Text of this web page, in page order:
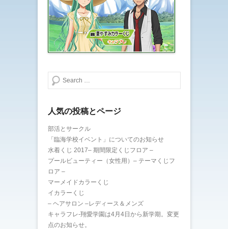
検索する
人気の投稿とページ
部活とサークル
「臨海学校イベント」についてのお知らせ
水着くじ 2017– 期間限定くじフロア –
プールビューティー（女性用）– テーマくじフ
ロア –
マーメイドカラーくじ
イカラーくじ
– ヘアサロン –レディース＆メンズ
キャラフレ-翔愛学園は4月4日から新学期。変更
点のお知らせ。